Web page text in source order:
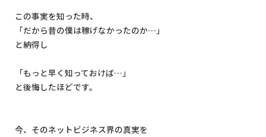
この事実を知った時、
「だから昔の僕は稼げなかったのか…」
と納得し
「もっと早く知っておけば…」
と後悔したほどです。
今、そのネットビジネス界の真実を